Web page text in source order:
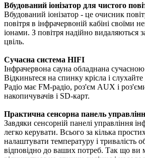
Вбудований іонізатор для чистого
Вбудований іонізатор - це очисник
повітря в інфрачервоній кабіні своїми
іонами. З повітря надійно видаляються
цвіль.
Сучасна система HIFI
Інфрачервона сауна обладнана
Відкиньтеся на спинку крісла і
Радіо має FM-радіо, роз'єм AUX і
накопичувачів і SD-карт.
Практична сенсорна панель
Завдяки сенсорній панелі управління
легко керувати. Всього за кілька
налаштувати температуру і тривалість
відповідно до ваших потреб. Так що ви